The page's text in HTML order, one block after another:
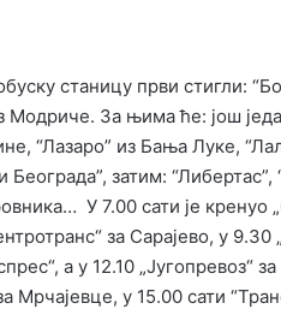
станицу први стигли:
Модриче. За њима ће: још
“Лазаро” из Бања Луке,
Београда”, затим:
У 7.00 сати је кренуо
за Сарајево, у
а у 12.10
Мрчајевце, у 15.00 сати